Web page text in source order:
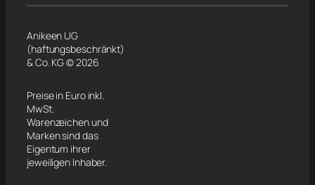
Anikeen UG
(haftungsbeschränkt)
& Co. KG © 2026
Preise in Euro inkl.
MwSt.
Warenzeichen und
Marken sind das
Eigentum ihrer
jeweiligen Inhaber.